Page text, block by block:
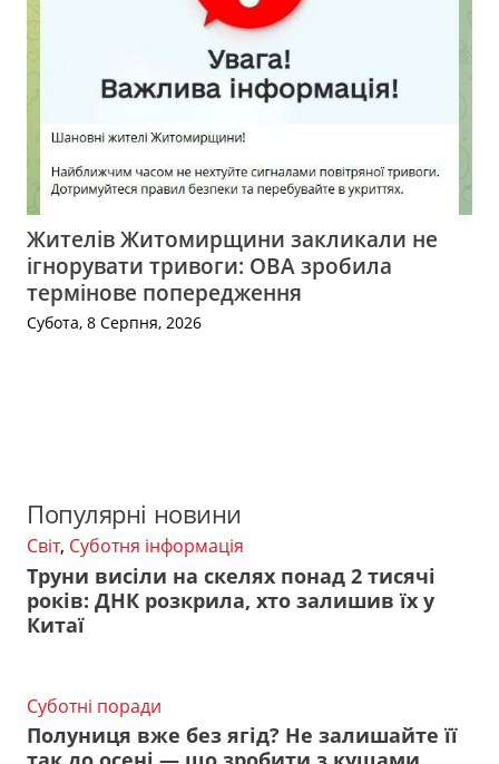
Жителів Житомирщини закликали не
ігнорувати тривоги: ОВА зробила
термінове попередження
Субота, 8 Серпня, 2026
Популярні новини
Світ, Суботня інформація
Труни висіли на скелях понад 2 тисячі
років: ДНК розкрила, хто залишив їх у
Китаї
Суботні поради
Полуниця вже без ягід? Не залишайте її